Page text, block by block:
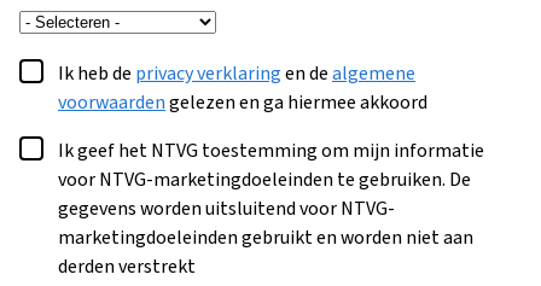
Ik heb de privacy verklaringen dealgemene
voorwaardengelezen en ga hiermee akkoord
Ik geef het NTVG toestemming om mijn informatie
voor NTVG-marketingdoeleinden te gebruiken. De
gegevens worden uitsluitend voor NTVG-
marketingdoeleinden gebruikt en worden niet aan
derden verstrekt